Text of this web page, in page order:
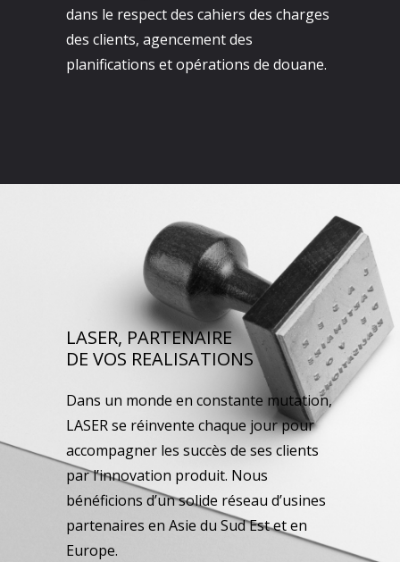
dans le respect des cahiers des charges
des clients, agencement des
planifications et opérations de douane.
LASER, PARTENAIRE
DE VOS REALISATIONS
Dans un monde en constante mutation,
LASER se réinvente chaque jour pour
accompagner les succès de ses clients
par l’innovation produit. Nous
bénéficions d’un solide réseau d’usines
partenaires en Asie du Sud Est et en
Europe.